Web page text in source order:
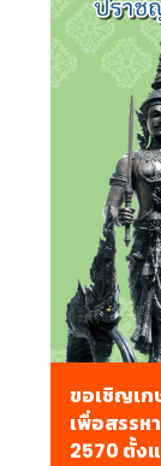
ขอเชิญเก
เพื่อสรรห
2570 ตั้ง